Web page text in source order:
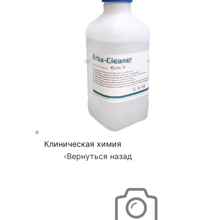
Клиническая химия
‹Вернуться назад